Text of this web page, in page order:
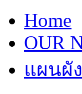
Home
OUR
แผนผั